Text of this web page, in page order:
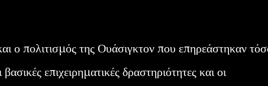
ο πολιτισμός της Ουάσιγκτον που επηρεάστηκαν
επιχειρηματικές δραστηριότητες και οι